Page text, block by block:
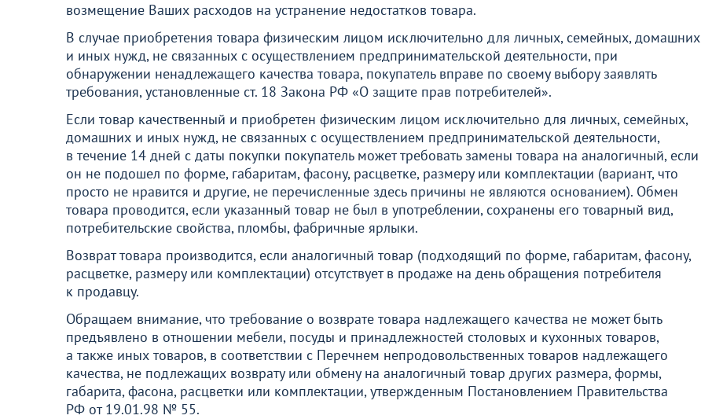
возмещение Ваших расходов на устранение недостатков товара.
В случае приобретения товара физическим лицом исключительно для личных, семейных, домашних
и иных нужд, не связанных с осуществлением предпринимательской деятельности, при
обнаружении ненадлежащего качества товара, покупатель вправе по своему выбору заявлять
требования, установленные ст. 18 Закона РФ «О защите прав потребителей».
Если товар качественный и приобретен физическим лицом исключительно для личных, семейных,
домашних и иных нужд, не связанных с осуществлением предпринимательской деятельности,
в течение 14 дней с даты покупки покупатель может требовать замены товара на аналогичный, если
он не подошел по форме, габаритам, фасону, расцветке, размеру или комплектации (вариант, что
просто не нравится и другие, не перечисленные здесь причины не являются основанием). Обмен
товара проводится, если указанный товар не был в употреблении, сохранены его товарный вид,
потребительские свойства, пломбы, фабричные ярлыки.
Возврат товара производится, если аналогичный товар (подходящий по форме, габаритам, фасону,
расцветке, размеру или комплектации) отсутствует в продаже на день обращения потребителя
к продавцу.
Обращаем внимание, что требование о возврате товара надлежащего качества не может быть
предъявлено в отношении мебели, посуды и принадлежностей столовых и кухонных товаров,
а также иных товаров, в соответствии с Перечнем непродовольственных товаров надлежащего
качества, не подлежащих возврату или обмену на аналогичный товар других размера, формы,
габарита, фасона, расцветки или комплектации, утвержденным Постановлением Правительства
РФ от 19.01.98 № 55.